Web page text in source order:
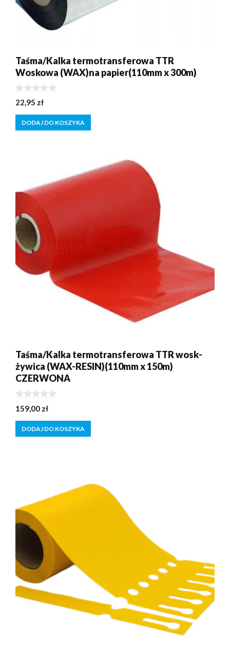
Taśma/Kalka termotransferowa TTR
Woskowa (WAX)na papier(110mm x 300m)
0
z
5
22,95 zł
DODAJ DO KOSZYKA
Taśma/Kalka termotransferowa TTR wosk-
żywica (WAX-RESIN)(110mm x 150m)
CZERWONA
0
z
5
159,00 zł
DODAJ DO KOSZYKA